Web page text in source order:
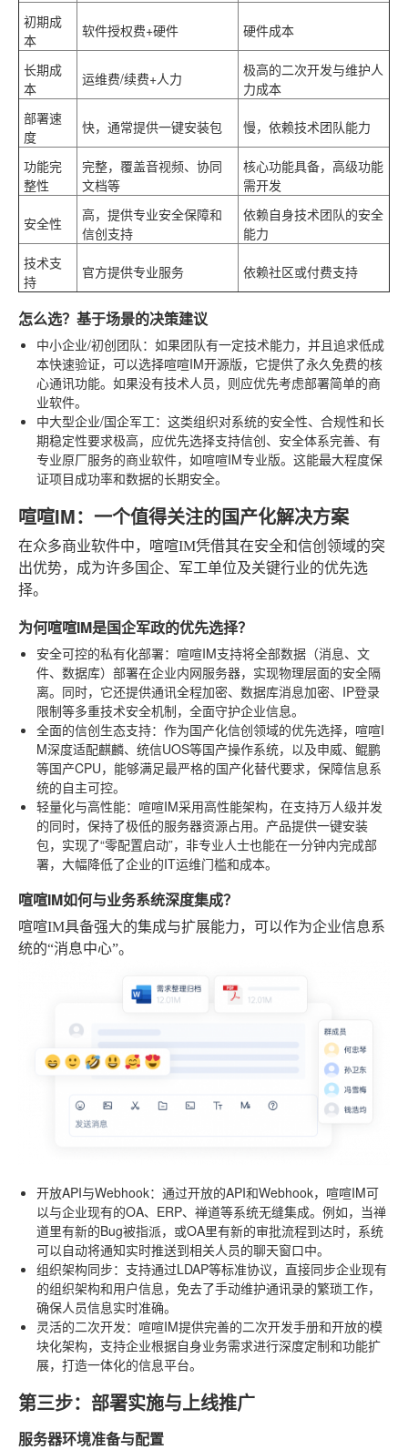
初期成
本
软件授权费+硬件 硬件成本
长期成
本
运维费/续费+人力
极高的二次开发与维护人
力成本
部署速
度
快，通常提供一键安装包 慢，依赖技术团队能力
功能完
整性
完整，覆盖音视频、协同
文档等
核心功能具备，高级功能
需开发
安全性
高，提供专业安全保障和
信创支持
依赖自身技术团队的安全
能力
技术支
持
官方提供专业服务 依赖社区或付费支持
怎么选？基于场景的决策建议
中小企业/初创团队 ：如果团队有一定技术能力，并且追求低成
本快速验证，可以选择喧喧IM开源版，它提供了永久免费的核
心通讯功能。如果没有技术人员，则应优先考虑部署简单的商
业软件。
中大型企业/国企军工：这类组织对系统的安全性、合规性和长
期稳定性要求极高，应优先选择支持信创、安全体系完善、有
专业原厂服务的商业软件，如喧喧IM专业版。这能最大程度保
证项目成功率和数据的长期安全。
喧喧IM：一个值得关注的国产化解决方案
在众多商业软件中，喧喧IM凭借其在安全和信创领域的突
出优势，成为许多国企、军工单位及关键行业的优先选
择。
为何喧喧IM是国企军政的优先选择？
安全可控的私有化部署：喧喧IM支持将全部数据（消息、文
件、数据库）部署在企业内网服务器，实现物理层面的安全隔
离。同时，它还提供通讯全程加密、数据库消息加密、IP登录
限制等多重技术安全机制，全面守护企业信息。
全面的信创生态支持：作为国产化信创领域的优先选择，喧喧I
M深度适配麒麟、统信UOS等国产操作系统，以及申威、鲲鹏
等国产CPU，能够满足最严格的国产化替代要求，保障信息系
统的自主可控。
轻量化与高性能：喧喧IM采用高性能架构，在支持万人级并发
的同时，保持了极低的服务器资源占用。产品提供一键安装
包，实现了“零配置启动”，非专业人士也能在一分钟内完成部
署，大幅降低了企业的IT运维门槛和成本。
喧喧IM如何与业务系统深度集成？
喧喧IM具备强大的集成与扩展能力，可以作为企业信息系
统的“消息中心”。
开放API与Webhook：通过开放的API和Webhook，喧喧IM可
以与企业现有的OA、ERP、禅道等系统无缝集成。例如，当禅
道里有新的Bug被指派，或OA里有新的审批流程到达时，系统
可以自动将通知实时推送到相关人员的聊天窗口中。
组织架构同步：支持通过LDAP等标准协议，直接同步企业现有
的组织架构和用户信息，免去了手动维护通讯录的繁琐工作，
确保人员信息实时准确。
灵活的二次开发：喧喧IM提供完善的二次开发手册和开放的模
块化架构，支持企业根据自身业务需求进行深度定制和功能扩
展，打造一体化的信息平台。
第三步：部署实施与上线推广
服务器环境准备与配置